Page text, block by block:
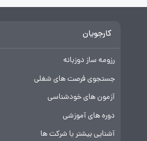
کارجویان
رزومه ساز دوزبانه
جستجوی فرصت های شغلی
آزمون های خودشناسی
دوره های آموزشی
آشنایی بیشتر با شرکت ها